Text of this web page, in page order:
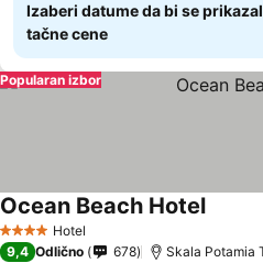
Izaberi datume da bi se
tačne cene
Popularan izbor
4 ZvezdiceHotel
Ocean Beach Hotel
9,4 Odlično 678 Skala Potamia